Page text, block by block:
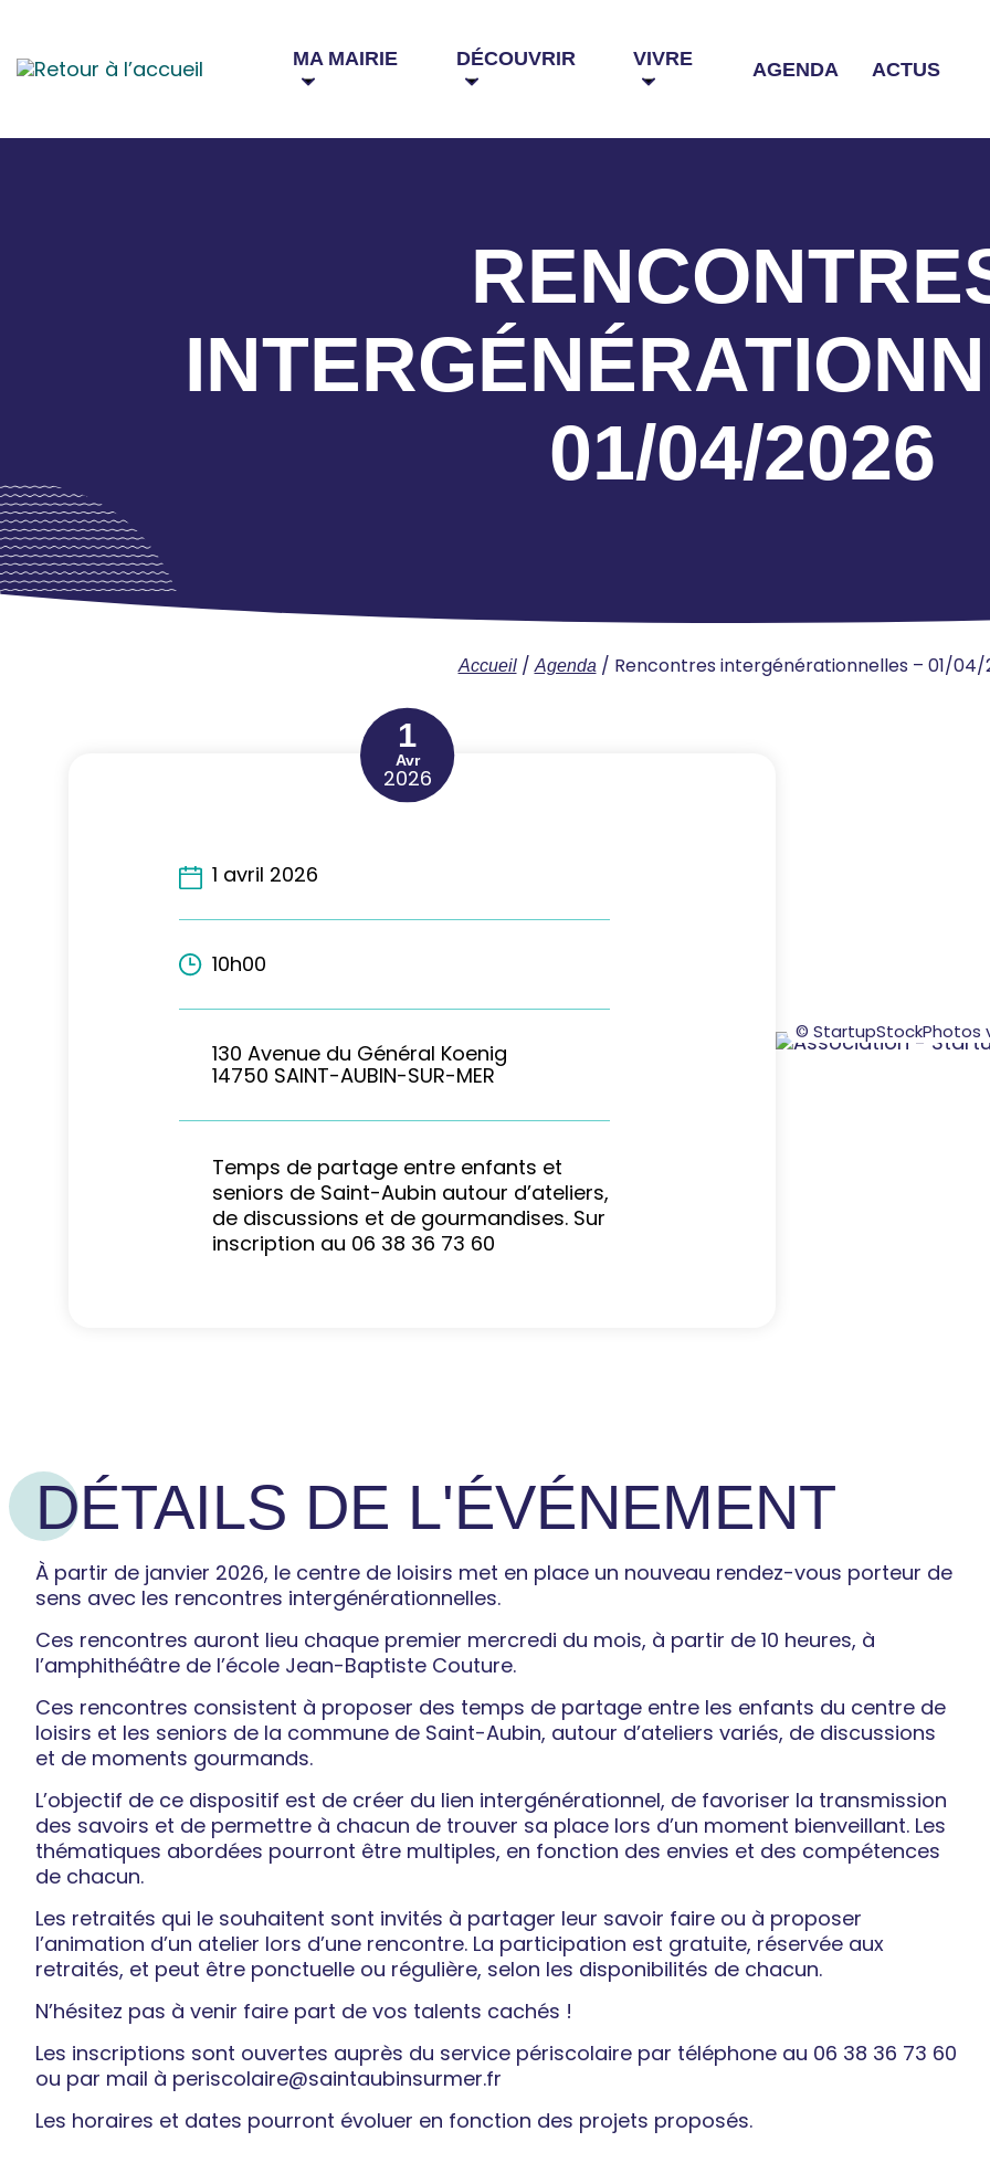
MA MAIRIE DÉCOUVRIR VIVRE AGENDA ACTUS
01/04/2026
Accueil/Agenda/ Rencontres intergénérationnelles – 01/04/
© StartupStockPhotos
1
Avr
2026
1 avril 2026
10h00
130 Avenue du Général Koenig
14750 SAINT-AUBIN-SUR-MER
Temps de partage entre enfants et
seniors de Saint-Aubin autour d’ateliers,
de discussions et de gourmandises. Sur
inscription au 06 38 36 73 60
DÉTAILS DE L'ÉVÉNEMENT
À partir de janvier 2026, le centre de loisirs met en place un nouveau rendez-vous porteur de
sens avec les rencontres intergénérationnelles.
Ces rencontres auront lieu chaque premier mercredi du mois, à partir de 10 heures, à
l’amphithéâtre de l’école Jean-Baptiste Couture.
Ces rencontres consistent à proposer des temps de partage entre les enfants du centre de
loisirs et les seniors de la commune de Saint-Aubin, autour d’ateliers variés, de discussions
et de moments gourmands.
L’objectif de ce dispositif est de créer du lien intergénérationnel, de favoriser la transmission
des savoirs et de permettre à chacun de trouver sa place lors d’un moment bienveillant. Les
thématiques abordées pourront être multiples, en fonction des envies et des compétences
de chacun.
Les retraités qui le souhaitent sont invités à partager leur savoir faire ou à proposer
l’animation d’un atelier lors d’une rencontre. La participation est gratuite, réservée aux
retraités, et peut être ponctuelle ou régulière, selon les disponibilités de chacun.
N’hésitez pas à venir faire part de vos talents cachés !
Les inscriptions sont ouvertes auprès du service périscolaire par téléphone au 06 38 36 73 60
ou par mail à periscolaire@saintaubinsurmer.fr
Les horaires et dates pourront évoluer en fonction des projets proposés.